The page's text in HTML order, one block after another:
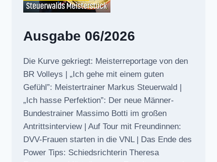
Ausgabe 06/2026
Die Kurve gekriegt: Meisterreportage von den
BR Volleys | „Ich gehe mit einem guten
Gefühl”: Meistertrainer Markus Steuerwald |
„Ich hasse Perfektion”: Der neue Männer-
Bundestrainer Massimo Botti im großen
Antrittsinterview | Auf Tour mit Freundinnen:
DVV-Frauen starten in die VNL | Das Ende des
Power Tips: Schiedsrichterin Theresa